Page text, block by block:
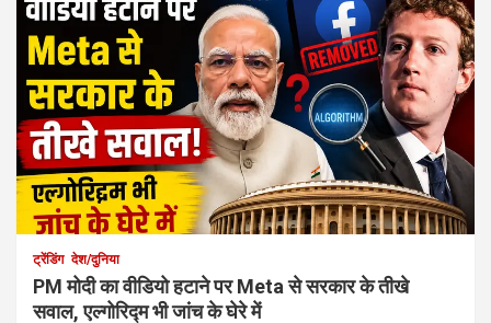
ट्रेंडिंग देश/दुनिया
PM मोदी का वीडियो हटाने पर Meta से सरकार के तीखे
सवाल, एल्गोरिद्म भी जांच के घेरे में